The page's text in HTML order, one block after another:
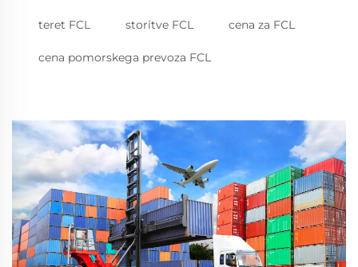
teret FCL storitve FCL cena za FCL
cena pomorskega prevoza FCL